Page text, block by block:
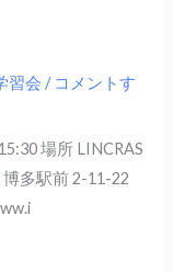
習会 / コメントす
場所 LINCRAS
多駅前 2-11-22